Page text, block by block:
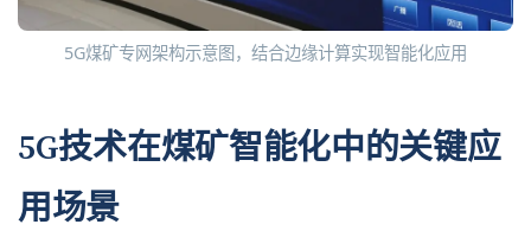
5G煤矿专网架构示意图，结合边缘计算实现智能化应用
5G技术在煤矿智能化中的关键应
用场景